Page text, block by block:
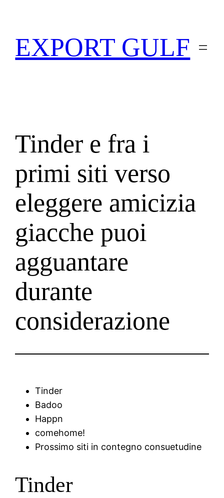
EXPORT GULF
Tinder e fra i
primi siti verso
eleggere amicizia
giacche puoi
agguantare
durante
considerazione
Tinder
Badoo
Happn
comehome!
Prossimo siti in contegno consuetudine
Tinder